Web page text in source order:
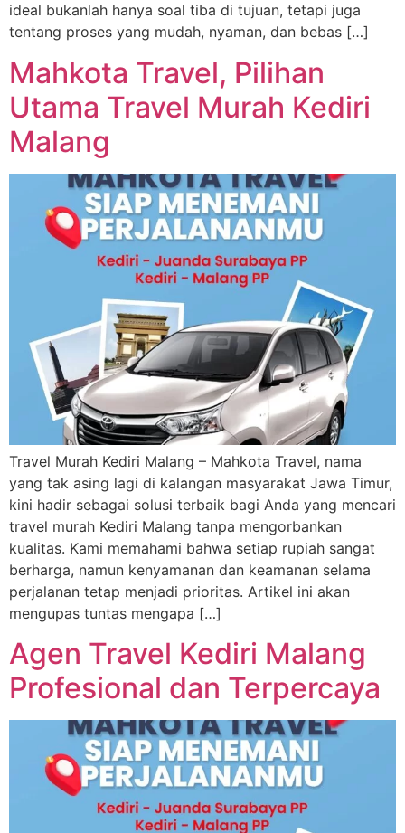
ideal bukanlah hanya soal tiba di tujuan, tetapi juga
tentang proses yang mudah, nyaman, dan bebas […]
Mahkota Travel, Pilihan
Utama Travel Murah Kediri
Malang
Travel Murah Kediri Malang – Mahkota Travel, nama
yang tak asing lagi di kalangan masyarakat Jawa Timur,
kini hadir sebagai solusi terbaik bagi Anda yang mencari
travel murah Kediri Malang tanpa mengorbankan
kualitas. Kami memahami bahwa setiap rupiah sangat
berharga, namun kenyamanan dan keamanan selama
perjalanan tetap menjadi prioritas. Artikel ini akan
mengupas tuntas mengapa […]
Agen Travel Kediri Malang
Profesional dan Terpercaya